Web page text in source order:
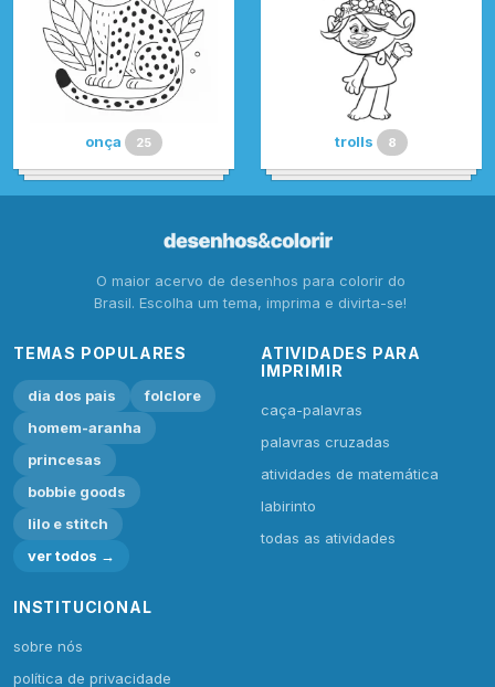
onça 25 trolls 8
O maior acervo de desenhos para colorir do
Brasil. Escolha um tema, imprima e divirta-se!
TEMAS POPULARES
dia dos pais
folclore
homem-aranha
princesas
bobbie goods
lilo e stitch
ver todos →
ATIVIDADES PARA
IMPRIMIR
caça-palavras
palavras cruzadas
atividades de matemática
labirinto
todas as atividades
INSTITUCIONAL
sobre nós
política de privacidade